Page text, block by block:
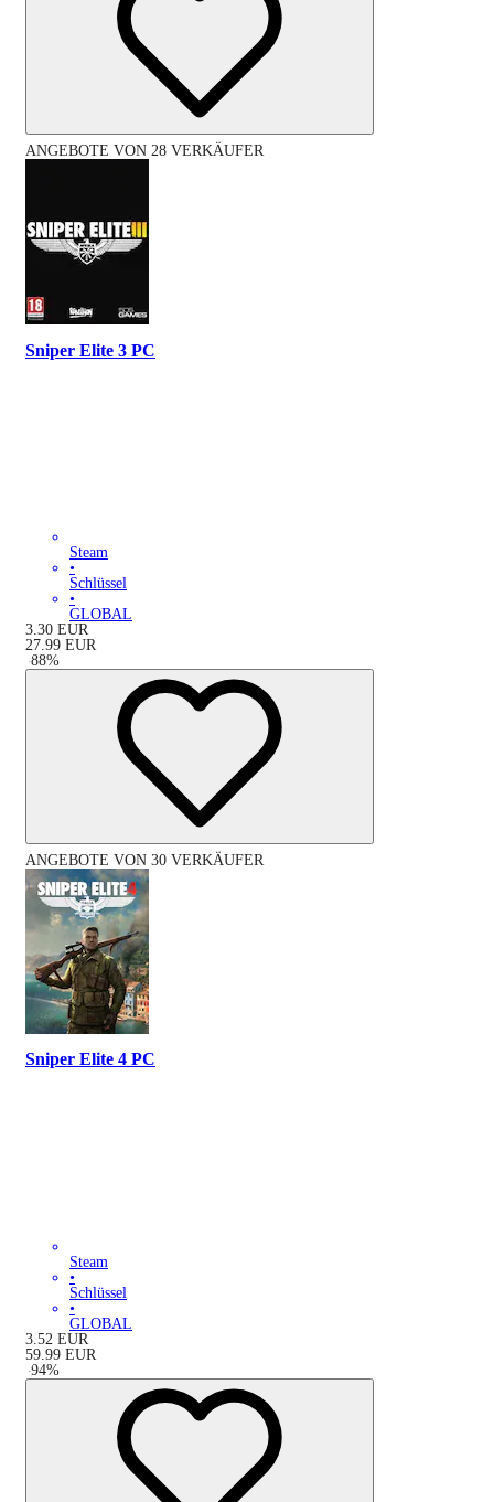
ANGEBOTE VON 28 VERKÄUFER
Sniper Elite 3 PC
Steam
•
Schlüssel
•
GLOBAL
3.30 EUR
27.99 EUR
-88%
ANGEBOTE VON 30 VERKÄUFER
Sniper Elite 4 PC
Steam
•
Schlüssel
•
GLOBAL
3.52 EUR
59.99 EUR
-94%